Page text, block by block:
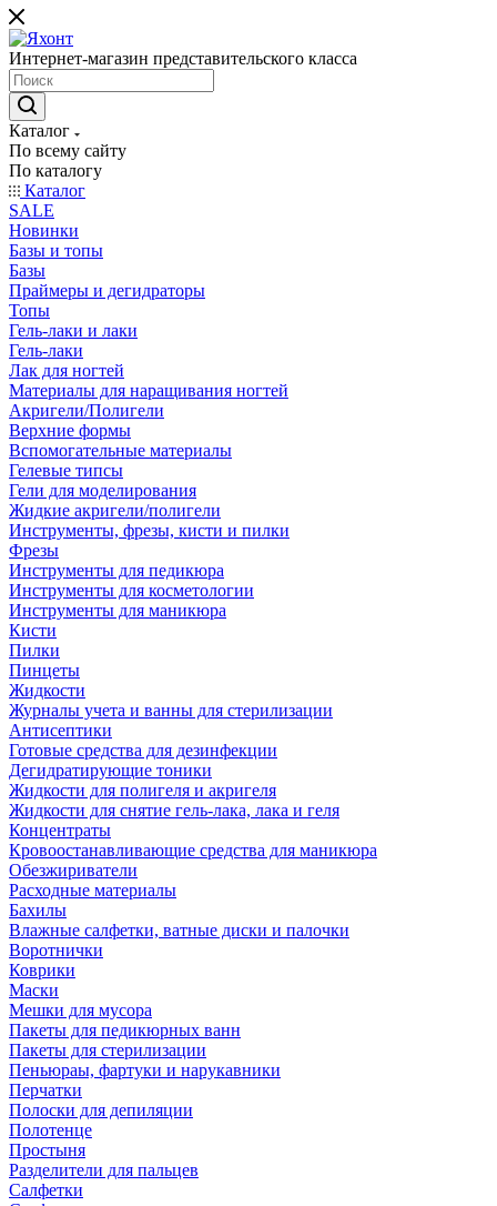
Интернет-магазин представительского класса
Каталог
По всему сайту
По каталогу
Каталог
SALE
Новинки
Базы и топы
Базы
Праймеры и дегидраторы
Топы
Гель-лаки и лаки
Гель-лаки
Лак для ногтей
Материалы для наращивания ногтей
Акригели/Полигели
Верхние формы
Вспомогательные материалы
Гелевые типсы
Гели для моделирования
Жидкие акригели/полигели
Инструменты, фрезы, кисти и пилки
Фрезы
Инструменты для педикюра
Инструменты для косметологии
Инструменты для маникюра
Кисти
Пилки
Пинцеты
Жидкости
Журналы учета и ванны для стерилизации
Антисептики
Готовые средства для дезинфекции
Дегидратирующие тоники
Жидкости для полигеля и акригеля
Жидкости для снятие гель-лака, лака и геля
Концентраты
Кровоостанавливающие средства для маникюра
Обезжириватели
Расходные материалы
Бахилы
Влажные салфетки, ватные диски и палочки
Воротнички
Коврики
Маски
Мешки для мусора
Пакеты для педикюрных ванн
Пакеты для стерилизации
Пеньюраы, фартуки и нарукавники
Перчатки
Полоски для депиляции
Полотенце
Простыня
Разделители для пальцев
Салфетки